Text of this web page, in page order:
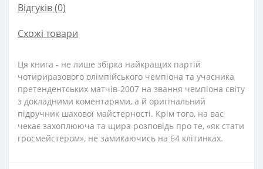
Відгуків (0)
Схожі товари
Ця книга - не лише збірка найкращих партій
чотириразового олімпійського чемпіона та учасника
претендентських матчів-2007 на звання чемпіона світу
з докладними коментарями, а й оригінальний
підручник шахової майстерності. Крім того, на вас
чекає захоплююча та щира розповідь про те, «як стати
гросмейстером», не замикаючись на 64 клітинках.